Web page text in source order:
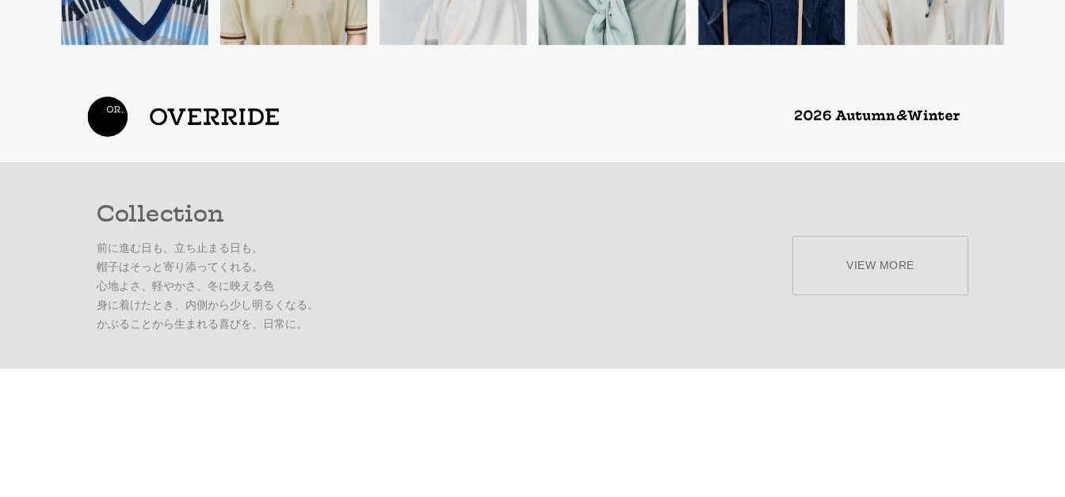
Collection
前に進む日も、立ち止まる日も、
帽子はそっと寄り添ってくれる。
心地よさ、軽やかさ、冬に映える色
身に着けたとき、内側から少し明るくなる。
かぶることから生まれる喜びを、日常に。
VIEW MORE